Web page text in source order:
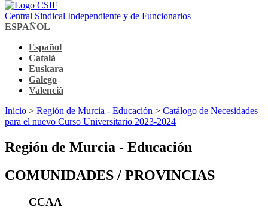
Central Sindical Independiente y de Funcionarios
ESPAÑOL
Español
Català
Euskara
Galego
Valencià
Inicio > Región de Murcia - Educación > Catálogo de Necesidades
para el nuevo Curso Universitario 2023-2024
Región de Murcia - Educación
COMUNIDADES / PROVINCIAS
CCAA